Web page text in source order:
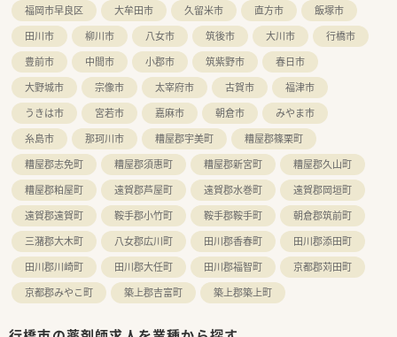
【求人情報について】
■正社員の薬剤師を募集しており、ご経験に応じて年収650万円
まで相談可能です。
■これまでのご経験やスキルを正当に評価し、給与にしっかりと
反映させる方針です。
■年に1回の昇給制度や退職金制度も完備しており、安心して長
期的に勤務できます。
福岡市早良区
大牟田市 久留米市 直方市
飯塚市
田川市
柳川市 八女市 筑後市 大川市
行橋市
豊前市
中間市 小郡市 筑紫野市
春日市
大野城市
宗像市 太宰府市 古賀市
福津市
うきは市
宮若市 嘉麻市 朝倉市
みやま市
糸島市
那珂川市 糟屋郡宇美町
糟屋郡篠栗町
糟屋郡志免町
糟屋郡須惠町 糟屋郡新宮町
糟屋郡久山町
糟屋郡粕屋町
遠賀郡芦屋町 遠賀郡水巻町
遠賀郡岡垣町
遠賀郡遠賀町
鞍手郡小竹町 鞍手郡鞍手町
朝倉郡筑前町
三潴郡大木町
八女郡広川町 田川郡香春町
田川郡添田町
田川郡川崎町
田川郡大任町 田川郡福智町
京都郡苅田町
京都郡みやこ町
築上郡吉富町 築上郡築上町